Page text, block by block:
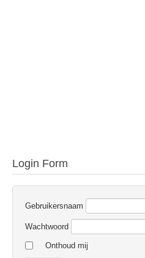
Login Form
Gebruikersnaam
Wachtwoord
Onthoud mij